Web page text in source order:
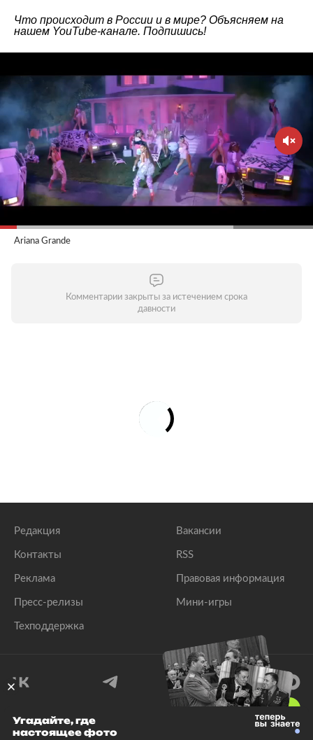
Что происходит в России и в мире? Объясняем на
нашем YouTube-канале. Подпишись!
Ariana Grande
Комментарии закрыты за истечением срока
давности
Редакция
Контакты
Реклама
Пресс-релизы
Техподдержка
Вакансии
RSS
Правовая информация
Мини-игры
© 1999–2026 Все права защищены.
Угадайте, где
настоящее фото